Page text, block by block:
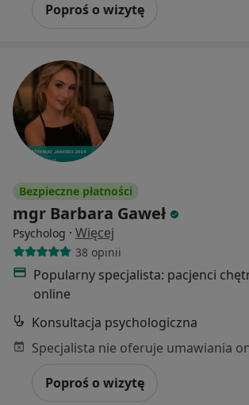
Poproś o wizytę
Bezpieczne płatności
mgr Barbara Gaweł
Psycholog · Więcej
38 opinii
Popularny specjalista: pacjenci
online
Konsultacja psychologiczna
Poproś o wizytę